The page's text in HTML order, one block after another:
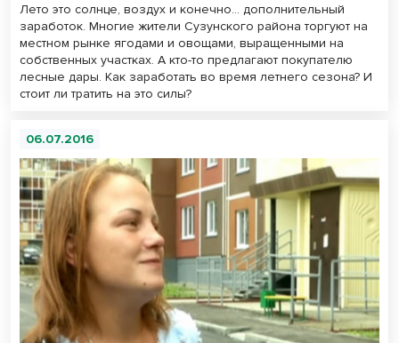
Лето это солнце, воздух и конечно… дополнительный
заработок. Многие жители Сузунского района торгуют на
местном рынке ягодами и овощами, выращенными на
собственных участках. А кто-то предлагают покупателю
лесные дары. Как заработать во время летнего сезона? И
стоит ли тратить на это силы?
06.07.2016